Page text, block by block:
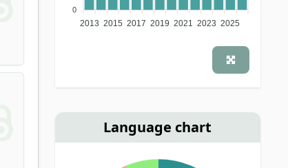
0
2013 2015 2017 2019 2021 2023 2025
Language chart